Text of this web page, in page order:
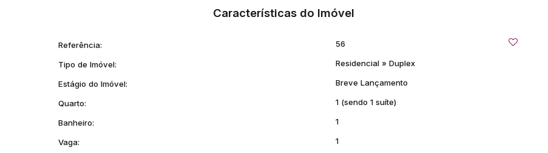
Características do Imóvel
Referência: 56
Tipo de Imóvel: Residencial » Duplex
Estágio do Imóvel: Breve Lançamento
Quarto: 1 (sendo 1 suíte)
Banheiro: 1
Vaga: 1